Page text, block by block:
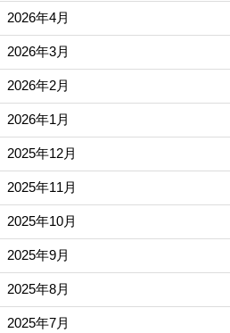
2026年4月
2026年3月
2026年2月
2026年1月
2025年12月
2025年11月
2025年10月
2025年9月
2025年8月
2025年7月